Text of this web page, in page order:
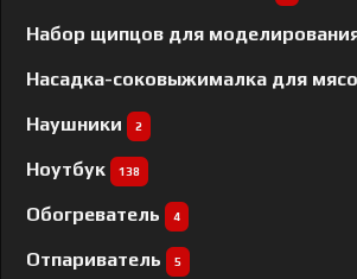
Набор щипцов для
Насадка-соковыжималка для
Наушники 2
Ноутбук 138
Обогреватель 4
Отпариватель 5